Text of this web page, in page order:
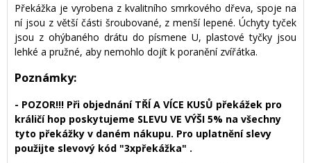
Překážka je vyrobena z kvalitního smrkového dřeva, spoje na
ní jsou z větší části šroubované, z menší lepené. Úchyty tyček
jsou z ohýbaného drátu do písmene U, plastové tyčky jsou
lehké a pružné, aby nemohlo dojít k poranění zvířátka.
Poznámky:
- POZOR!!! Při objednání TŘÍ A VÍCE KUSŮ překážek pro
králičí hop poskytujeme SLEVU VE VÝŠI 5% na všechny
tyto překážky v daném nákupu. Pro uplatnění slevy
použijte slevový kód "3xpřekážka" .